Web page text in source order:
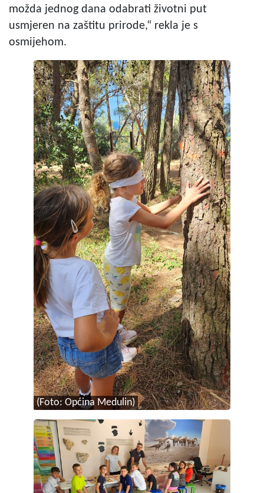
možda jednog dana odabrati životni put
usmjeren na zaštitu prirode,“ rekla je s
osmijehom.
(Foto: Općina Medulin)